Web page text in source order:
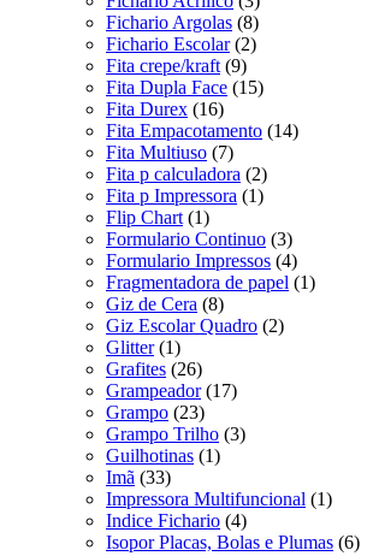
Fichario Argolas (8)
Fichario Escolar (2)
Fita crepe/kraft (9)
Fita Dupla Face (15)
Fita Durex (16)
Fita Empacotamento (14)
Fita Multiuso (7)
Fita p calculadora (2)
Fita p Impressora (1)
Flip Chart (1)
Formulario Continuo (3)
Formulario Impressos (4)
Fragmentadora de papel (1)
Giz de Cera (8)
Giz Escolar Quadro (2)
Glitter (1)
Grafites (26)
Grampeador (17)
Grampo (23)
Grampo Trilho (3)
Guilhotinas (1)
Imã (33)
Impressora Multifuncional (1)
Indice Fichario (4)
Isopor Placas, Bolas e Plumas (6)